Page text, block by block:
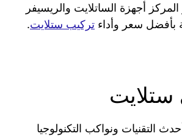
أجهزة الساتلايت والريسيفر
بأفضل سعر وأداء تركيب ستلايت.
التقنيات ونواكب التكنولوجيا